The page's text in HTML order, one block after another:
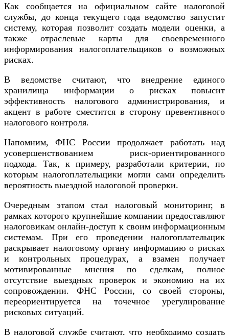
Как сообщается на официальном сайте налоговой
службы, до конца текущего года ведомство запустит
систему, которая позволит создать модели оценки, а
также отраслевые карты для своевременного
информирования налогоплательщиков о возможных
рисках.
В ведомстве считают, что внедрение единого
хранилища информации о рисках повысит
эффективность налогового администрирования, и
акцент в работе сместится в сторону превентивного
налогового контроля.
Напомним, ФНС России продолжает работать над
усовершенствованием риск-ориентированного
подхода. Так, к примеру, разработали критерии, по
которым налогоплательщики могли сами определить
вероятность выездной налоговой проверки.
Очередным этапом стал налоговый мониторинг, в
рамках которого крупнейшие компании предоставляют
налоговикам онлайн-доступ к своим информационным
системам. При его проведении налогоплательщик
раскрывает налоговому органу информацию о рисках
и контрольных процедурах, а взамен получает
мотивированные мнения по сделкам, полное
отсутствие выездных проверок и экономию на их
сопровождении. ФНС России, со своей стороны,
переориентируется на точечное урегулирование
рисковых ситуаций.
В налоговой службе считают, что необходимо создать